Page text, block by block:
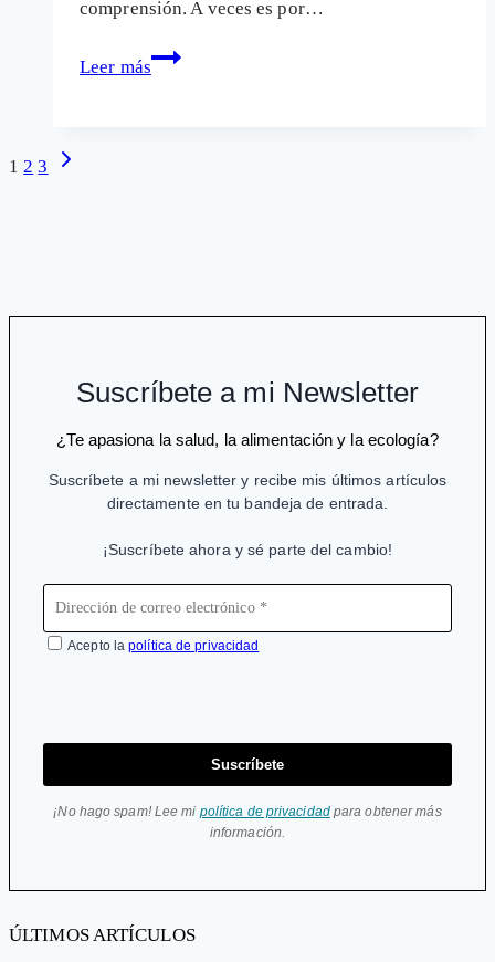
comprensión. A veces es por…
Leer más
El
Navegación
1 2 3
Siguiente
Suscríbete a mi Newsletter
¿Te apasiona la salud, la alimentación y la ecología?
Suscríbete a mi newsletter y recibe mis últimos artículos
directamente en tu bandeja de entrada.
¡Suscríbete ahora y sé parte del cambio!
Acepto lapolítica de privacidad
Suscríbete
¡No hago spam! Lee mi política de privacidadpara obtener más
información.
ÚLTIMOS ARTÍCULOS